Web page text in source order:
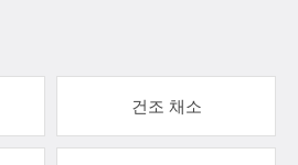
건조 채소